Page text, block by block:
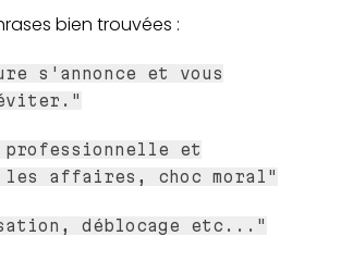
bien trouvées :
s'annonce et vous
et
les affaires, choc moral"
déblocage etc..."